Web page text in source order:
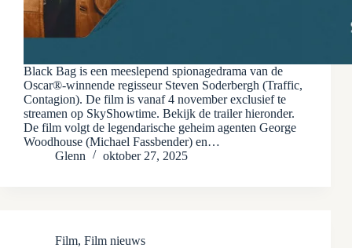
Black Bag is een meeslepend spionagedrama van de
Oscar®-winnende regisseur Steven Soderbergh (Traffic,
Contagion). De film is vanaf 4 november exclusief te
streamen op SkyShowtime. Bekijk de trailer hieronder.
De film volgt de legendarische geheim agenten George
Woodhouse (Michael Fassbender) en…
Glenn
oktober 27, 2025
Film, Film nieuws